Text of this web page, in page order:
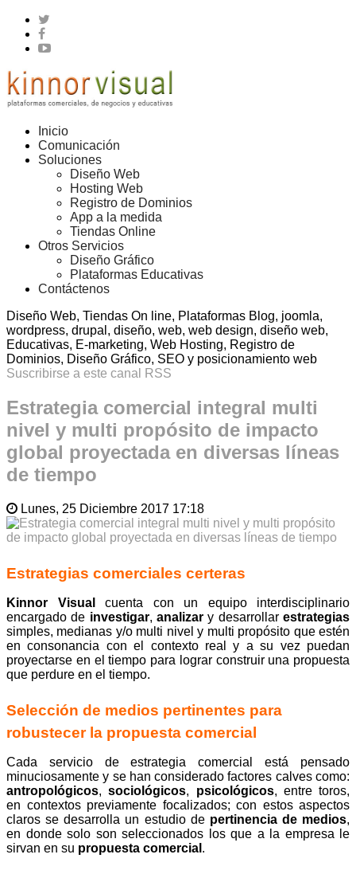
Inicio
Comunicación
Soluciones
Diseño Web
Hosting Web
Registro de Dominios
App a la medida
Tiendas Online
Otros Servicios
Diseño Gráfico
Plataformas Educativas
Contáctenos
Diseño Web, Tiendas On line, Plataformas Blog, joomla,
wordpress, drupal, diseño, web, web design, diseño web,
Educativas, E-marketing, Web Hosting, Registro de
Dominios, Diseño Gráfico, SEO y posicionamiento web
Suscribirse a este canal RSS
Estrategia comercial integral multi
nivel y multi propósito de impacto
global proyectada en diversas líneas
de tiempo
Lunes, 25 Diciembre 2017 17:18
Estrategias comerciales certeras
Kinnor Visual
cuenta con un equipo interdisciplinario
encargado de investigar,analizar y desarrollarestrategias
simples, medianas y/o multi nivel y multi propósito que estén
en consonancia con el contexto real y a su vez puedan
proyectarse en el tiempo para lograr construir una propuesta
que perdure en el tiempo.
Selección de medios pertinentes para
robustecer la propuesta comercial
Cada servicio de estrategia comercial está pensado
minuciosamente y se han considerado factores calves como:
antropológicos,sociológicos, psicológicos, entre toros,
en contextos previamente focalizados; con estos aspectos
claros se desarrolla un estudio de pertinencia de medios,
en donde solo son seleccionados los que a la empresa le
sirvan en su propuesta comercial .